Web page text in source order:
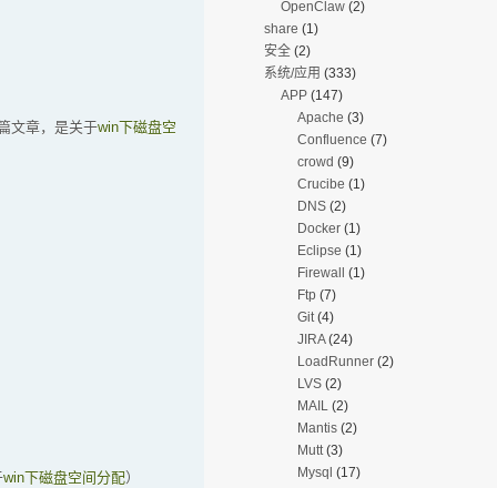
文章，是关于win下磁盘空
win下磁盘空间分配）
OpenClaw(2)
share (1)
安全(2)
系统/应用 (333)
APP(147)
Apache (3)
Confluence (7)
crowd (9)
Crucibe (1)
DNS(2)
Docker(1)
Eclipse (1)
Firewall (1)
Ftp(7)
Git(4)
JIRA(24)
LoadRunner(2)
LVS(2)
MAIL (2)
Mantis(2)
Mutt(3)
Mysql (17)